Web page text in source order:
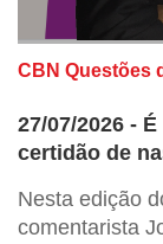
CBN Questões
27/07/2026 -
certidão de
Nesta edição
comentarista